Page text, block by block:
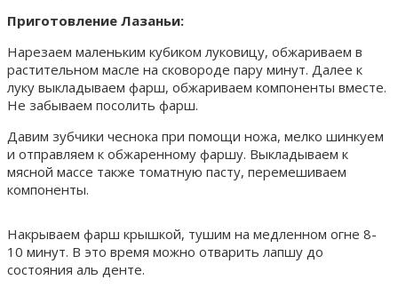
Приготовление Лазаньи:
Нарезаем маленьким кубиком луковицу, обжариваем в
растительном масле на сковороде пару минут. Далее к
луку выкладываем фарш, обжариваем компоненты вместе.
Не забываем посолить фарш.
Давим зубчики чеснока при помощи ножа, мелко шинкуем
и отправляем к обжаренному фаршу. Выкладываем к
мясной массе также томатную пасту, перемешиваем
компоненты.
Накрываем фарш крышкой, тушим на медленном огне 8-
10 минут. В это время можно отварить лапшу до
состояния аль денте.